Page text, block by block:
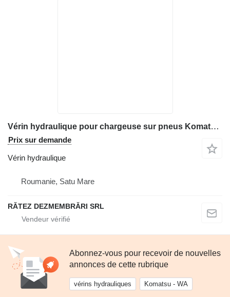
Vérin hydraulique pour chargeuse sur pneus Komatsu WA 470-3H
Prix sur demande
Vérin hydraulique
Roumanie, Satu Mare
RĂTEZ DEZMEMBRĂRI SRL
Abonnez-vous pour recevoir de nouvelles
annonces de cette rubrique
vérins hydrauliques Komatsu - WA